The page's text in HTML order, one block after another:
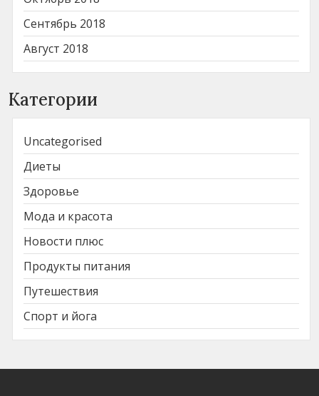
Сентябрь 2018
Август 2018
Категории
Uncategorised
Диеты
Здоровье
Мода и красота
Новости плюс
Продукты питания
Путешествия
Спорт и йога